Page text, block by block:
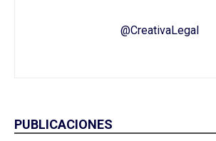
@CreativaLegal
PUBLICACIONES